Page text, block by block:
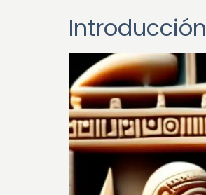
Introducción